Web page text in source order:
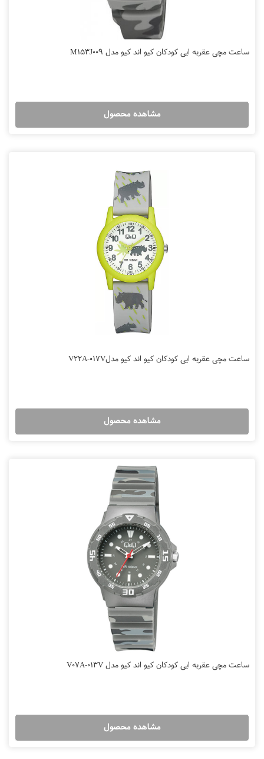
ساعت مچی عقربه ایی کودکان کیو اند کیو مدل M153J009
مشاهده محصول
ساعت مچی عقربه ایی کودکان کیو اند کیو مدلV22A-017V
مشاهده محصول
ساعت مچی عقربه ایی کودکان کیو اند کیو مدل V07A-013V
مشاهده محصول